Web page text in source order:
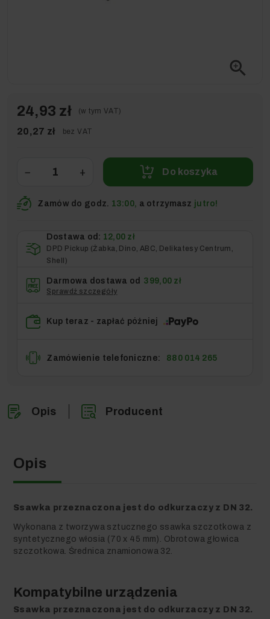
zoom_in
24,93 zł (w tym VAT)
20,27 zł bez VAT
− + Do koszyka
Zamów do godz. 13:00, a otrzymasz jutro!
Dostawa od: 12,00 zł
DPD Pickup (Żabka, Dino, ABC, Delikatesy Centrum,
Shell)
Darmowa dostawa od 399,00 zł
Sprawdź szczegóły
Kup teraz - zapłać później
Zamówienie telefoniczne: 880 014 265
Opis Producent
Opis
Ssawka przeznaczona jest do odkurzaczy z DN 32.
Wykonana z tworzywa sztucznego ssawka szczotkowa z
syntetycznego włosia (70 x 45 mm). Obrotowa głowica
szczotkowa. Średnica znamionowa 32.
Kompatybilne urządzenia
Ssawka przeznaczona jest do odkurzaczy z DN 32.